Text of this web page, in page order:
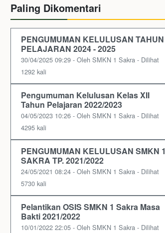
Paling Dikomentari
PENGUMUMAN KELULUSAN TAHUN
PELAJARAN 2024 - 2025
30/04/2025 09:29 - Oleh SMKN 1 Sakra - Dilihat
1292 kali
Pengumuman Kelulusan Kelas XII
Tahun Pelajaran 2022/2023
04/05/2023 10:26 - Oleh SMKN 1 Sakra - Dilihat
4295 kali
PENGUMUMAN KELULUSAN SMKN 1
SAKRA TP. 2021/2022
24/05/2021 08:24 - Oleh SMKN 1 Sakra - Dilihat
5730 kali
Pelantikan OSIS SMKN 1 Sakra Masa
Bakti 2021/2022
10/01/2022 22:05 - Oleh SMKN 1 Sakra - Dilihat